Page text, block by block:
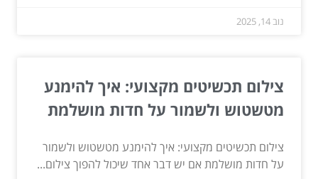
נוב 14, 2025
צילום תכשיטים מקצועי: איך להימנע
מטשטוש ולשמור על חדות מושלמת
צילום תכשיטים מקצועי: איך להימנע מטשטוש ולשמור
על חדות מושלמת אם יש דבר אחד שיכול להפוך צילום...